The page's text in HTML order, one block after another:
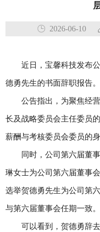
2026-06-10
近日，宝馨科技发布
德勇先生的书面辞职报告。
公告指出，为聚焦经
长及战略委员会主任委员
薪酬与考核委员会委员的身
同时，公司第六届董
琳女士为公司第六届董事
选举贺德勇先生为公司第
与第六届董事会任期一致。
可以看到，贺德勇辞